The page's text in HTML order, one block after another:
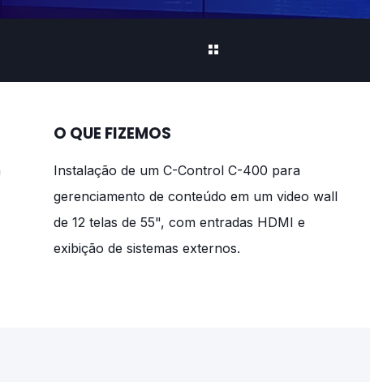
O QUE FIZEMOS
Instalação de um C-Control C-400 para
gerenciamento de conteúdo em um video wall
de 12 telas de 55", com entradas HDMI e
exibição de sistemas externos.